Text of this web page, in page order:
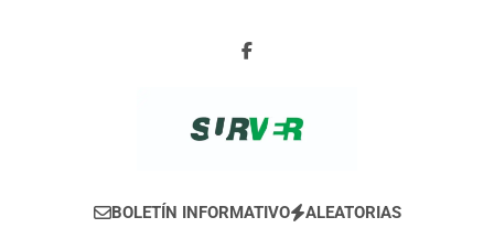
SURVER
BOLETÍN INFORMATIVO ALEATORIAS